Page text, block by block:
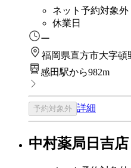
ネット予約対象外
休業日
ー
福岡県直方市大字頓
感田駅から982m
予約対象外 詳細
中村薬局日吉店